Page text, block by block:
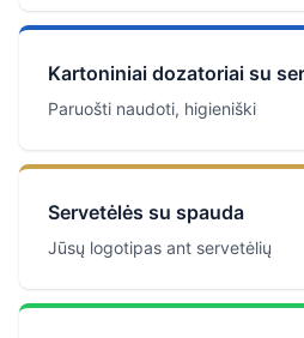
Kartoniniai dozatoriai su
Paruošti naudoti, higieniški
Servetėlės su spauda
Jūsų logotipas ant servetėlių